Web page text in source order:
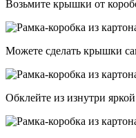
Возьмите крышки от
Можете сделать крышки
Обклейте из изнутри